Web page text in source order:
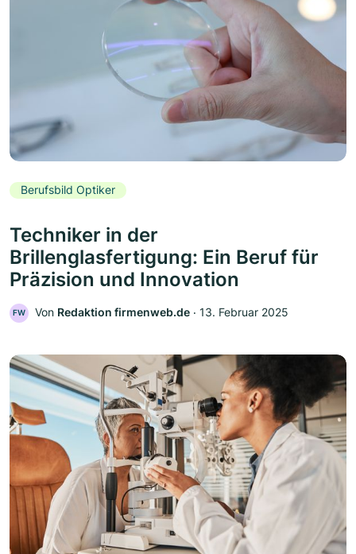
Berufsbild Optiker
Techniker in der
Brillenglasfertigung: Ein Beruf für
Präzision und Innovation
FW Von Redaktion firmenweb.de ‧ 13. Februar 2025